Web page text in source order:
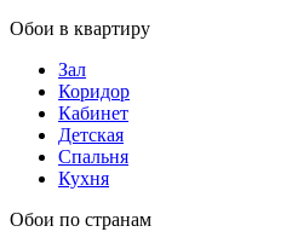
Обои в квартиру
Зал
Коридор
Кабинет
Детская
Спальня
Кухня
Обои по странам